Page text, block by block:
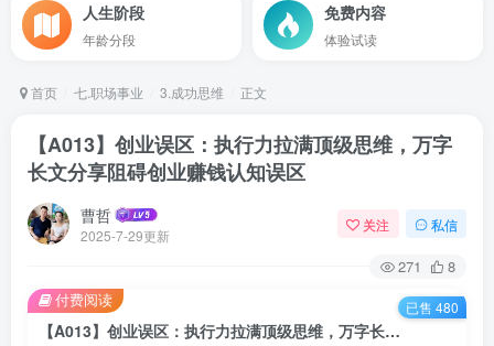
人生阶段
年龄分段
免费内容
体验试读
首页 七.职场事业 3.成功思维 正文
【A013】创业误区：执行力拉满顶级思维，万字
长文分享阻碍创业赚钱认知误区
曹哲
2025-7-29更新
关注 私信
271 8
【A013】创业误区：执行力拉满顶级思维，万字长文分享阻碍创业赚钱认知误区
付费阅读 已售 480